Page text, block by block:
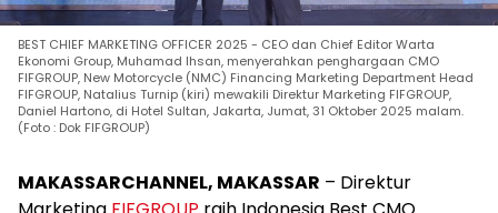
BEST CHIEF MARKETING OFFICER 2025 - CEO dan Chief Editor Warta
Ekonomi Group, Muhamad Ihsan, menyerahkan penghargaan CMO
FIFGROUP, New Motorcycle (NMC) Financing Marketing Department Head
FIFGROUP, Natalius Turnip (kiri) mewakili Direktur Marketing FIFGROUP,
Daniel Hartono, di Hotel Sultan, Jakarta, Jumat, 31 Oktober 2025 malam.
(Foto : Dok FIFGROUP)
MAKASSARCHANNEL, MAKASSAR – Direktur